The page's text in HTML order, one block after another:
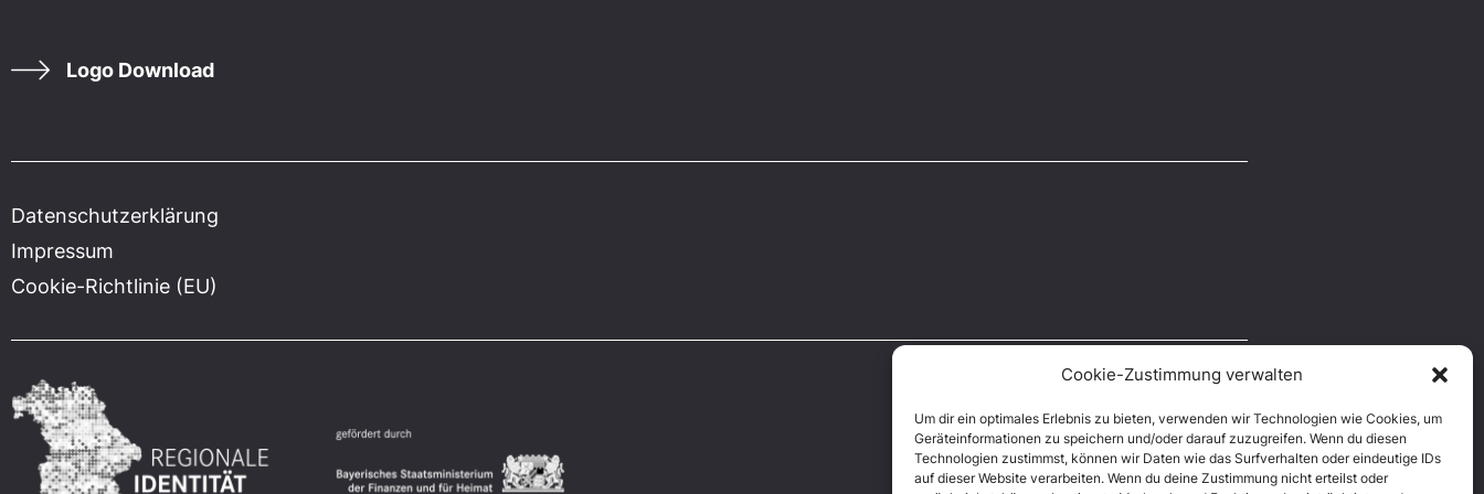
Cookie-Zustimmung verwalten
Um dir ein optimales Erlebnis zu bieten, verwenden wir Technologien wie Cookies, um
Geräteinformationen zu speichern und/oder darauf zuzugreifen. Wenn du diesen
Technologien zustimmst, können wir Daten wie das Surfverhalten oder eindeutige IDs
auf dieser Website verarbeiten. Wenn du deine Zustimmung nicht erteilst oder
Logo Download
Datenschutzerklärung
Impressum
Cookie-Richtlinie (EU)